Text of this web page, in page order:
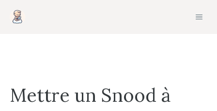
Mettre un Snood à